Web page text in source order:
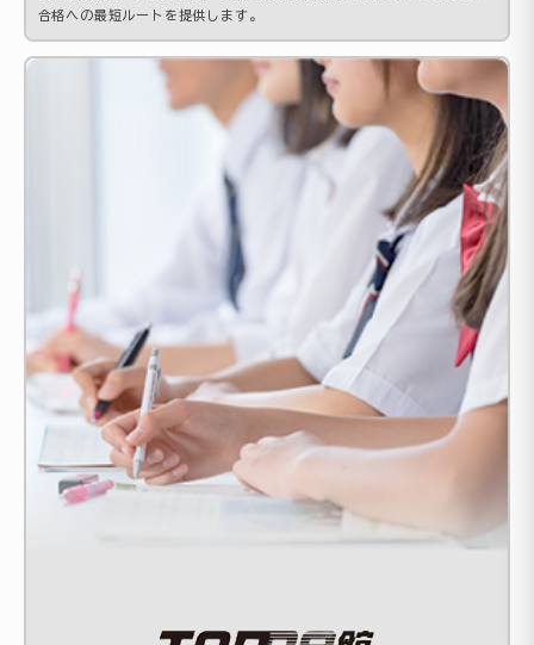
合格への最短ルートを提供します。